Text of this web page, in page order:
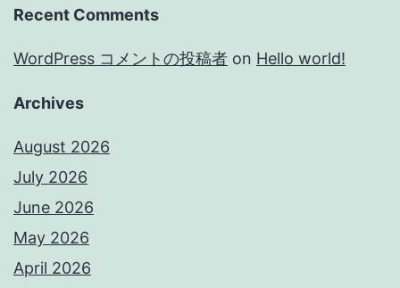
Recent Comments
WordPress コメントの投稿者 on Hello world!
Archives
August 2026
July 2026
June 2026
May 2026
April 2026